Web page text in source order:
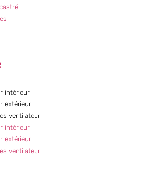
intérieur
extérieur
ventilateur
intérieur
extérieur
ventilateur